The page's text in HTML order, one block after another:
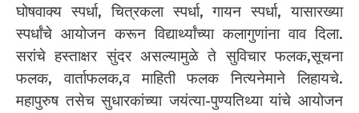
घोषवाक्य स्पर्धा, चित्रकला स्पर्धा, गायन स्पर्धा, यासारख्या
स्पर्धांचे आयोजन करून विद्यार्थ्यांच्या कलागुणांना वाव दिला.
सरांचे हस्ताक्षर सुंदर असल्यामुळे ते सुविचार फलक,सूचना
फलक, वार्ताफलक,व माहिती फलक नित्यनेमाने लिहायचे.
महापुरुष तसेच सुधारकांच्या जयंत्या-पुण्यतिथ्या यांचे आयोजन